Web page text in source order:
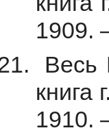
1909.
Весь
книга
1910.